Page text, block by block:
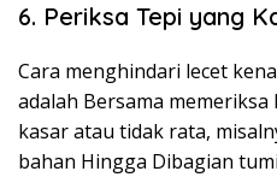
6. Periksa Tepi yang
Cara menghindari lecet
adalah Bersama
kasar atau tidak rata,
bahan Hingga Dibagian